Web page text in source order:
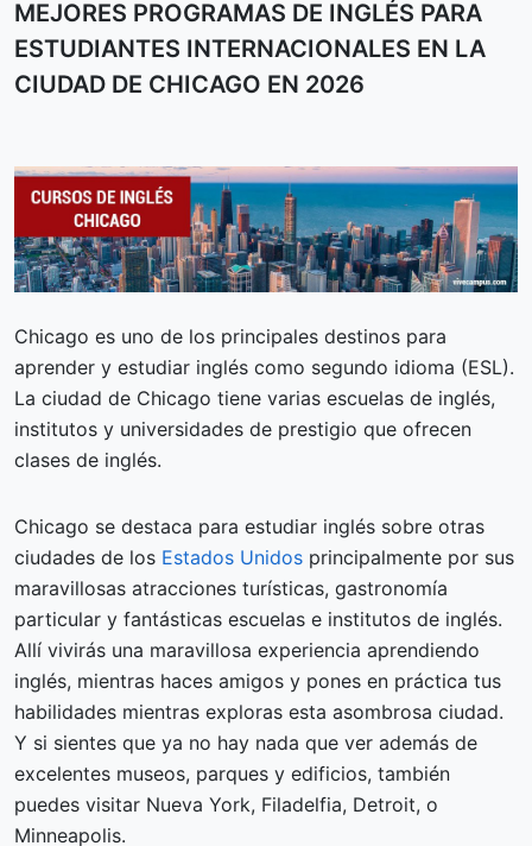
MEJORES PROGRAMAS DE INGLÉS PARA
ESTUDIANTES INTERNACIONALES EN LA
CIUDAD DE CHICAGO EN 2026
Chicago es uno de los principales destinos para
aprender y estudiar inglés como segundo idioma (ESL).
La ciudad de Chicago tiene varias escuelas de inglés,
institutos y universidades de prestigio que ofrecen
clases de inglés.
Chicago se destaca para estudiar inglés sobre otras
ciudades de los Estados Unidos principalmente por sus
maravillosas atracciones turísticas, gastronomía
particular y fantásticas escuelas e institutos de inglés.
Allí vivirás una maravillosa experiencia aprendiendo
inglés, mientras haces amigos y pones en práctica tus
habilidades mientras exploras esta asombrosa ciudad.
Y si sientes que ya no hay nada que ver además de
excelentes museos, parques y edificios, también
puedes visitar Nueva York, Filadelfia, Detroit, o
Minneapolis.